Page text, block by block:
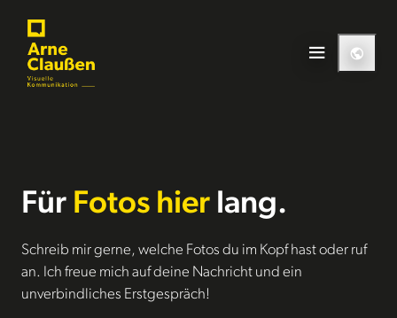
Für Fotos hier lang.
Schreib mir gerne, welche Fotos du im Kopf hast oder ruf
an. Ich freue mich auf deine Nachricht und ein
unverbindliches Erstgespräch!